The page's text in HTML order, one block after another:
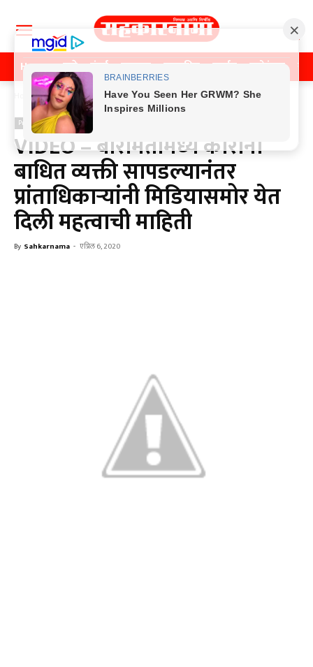
Home पुणे मुंबई महाराष्ट्र राजकीय क्राईम मनोरंजन
Home Previos News
Previos News
VIDEO – बारामतीमध्ये कोरोना
बाधित व्यक्ती सापडल्यानंतर
प्रांताधिकाऱ्यांनी मिडियासमोर येत
दिली महत्वाची माहिती
By Sahkarnama - एप्रिल 6, 2020